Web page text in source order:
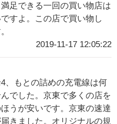
足できる一回の買い物店は
すよ。この店で買い物し
2019-11-17 12:05:22
、もとの詰めの充電線は何
でした。京東で多くの店を
うが安いです。京東の速達
きました。オリジナルの規